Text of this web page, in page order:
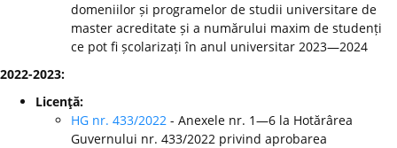
domeniilor și programelor de studii universitare de
master acreditate și a numărului maxim de studenți
ce pot fi școlarizați în anul universitar 2023—2024
2022-2023:
Licenţă:
HG nr. 433/2022 - Anexele nr. 1—6 la Hotărârea
Guvernului nr. 433/2022 privind aprobarea